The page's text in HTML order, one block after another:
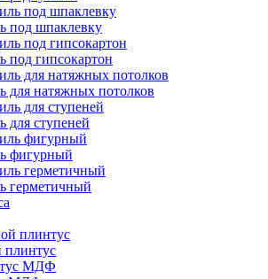
под шпаклевку
под гипсокартон
для натяжных потолков
для ступеней
фигурный
герметичный
плинтус